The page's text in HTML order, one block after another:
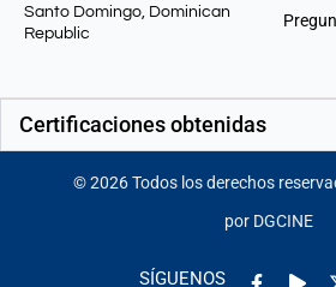
Santo Domingo, Dominican
Republic
Certificaciones obtenidas
©2026Todos los derechos
por DGCINE
SÍGUENOS Play